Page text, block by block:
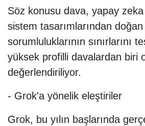
Söz konusu dava, yapay
sistem tasarımlarından
sorumluluklarının sınırlarını
yüksek profilli davalardan biri
değerlendiriliyor.
- Grok'a yönelik eleştiriler
Grok, bu yılın başlarında